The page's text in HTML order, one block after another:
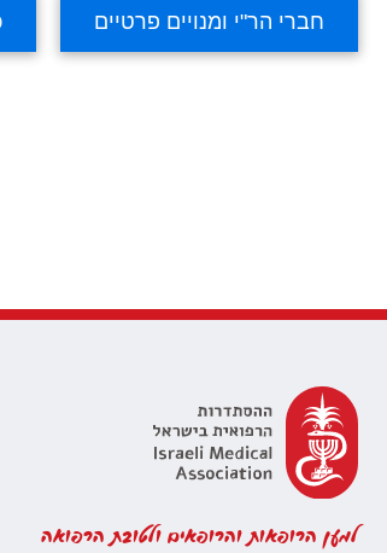
למען הרופאות והרופאים ולטובת הרפואה